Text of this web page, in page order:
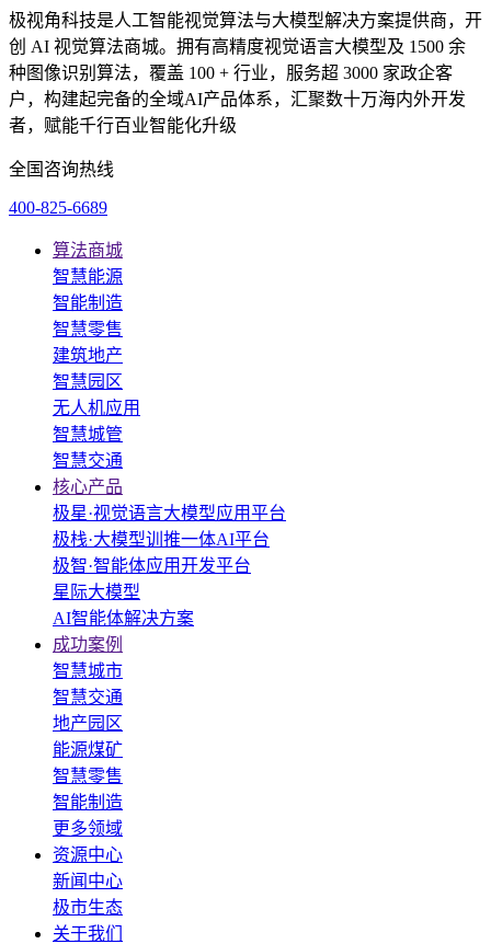
极视角科技是人工智能视觉算法与大模型解决方案提供商，开
创 AI 视觉算法商城。拥有高精度视觉语言大模型及 1500 余
种图像识别算法，覆盖 100 + 行业，服务超 3000 家政企客
户，构建起完备的全域AI产品体系，汇聚数十万海内外开发
者，赋能千行百业智能化升级
全国咨询热线
400-825-6689
算法商城
智慧能源
智能制造
智慧零售
建筑地产
智慧园区
无人机应用
智慧城管
智慧交通
核心产品
极星·视觉语言大模型应用平台
极栈·大模型训推一体AI平台
极智·智能体应用开发平台
星际大模型
AI智能体解决方案
成功案例
智慧城市
智慧交通
地产园区
能源煤矿
智慧零售
智能制造
更多领域
资源中心
新闻中心
极市生态
关于我们